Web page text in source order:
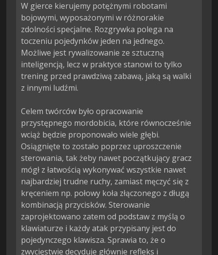
W gierce kierujemy potężnymi robotami
bojowymi, wyposażonymi w różnorakie
zdolności specjalne. Rozgrywka polega na
toczeniu pojedynków jeden na jednego.
Możliwe jest rywalizowanie ze sztuczną
inteligencją, lecz w praktyce stanowi to tylko
trening przed prawdziwą zabawą, jaką są walki
z innymi ludźmi.
Celem twórców było opracowanie
przystępnego mordobicia, które równocześnie
wciąż będzie proponowało wiele głębi.
Osiągnięte to zostało poprzez uproszczenie
sterowania, tak żeby nawet początkujący gracz
mógł z łatwością wykonywać wszystkie nawet
najbardziej trudne ruchy, zamiast męczyć się z
kręceniem np. połowy koła złączonego z długą
kombinacją przycisków. Sterowanie
zaprojektowano zatem od podstaw z myślą o
klawiaturze i każdy atak przypisany jest do
pojedynczego klawisza. Sprawia to, że o
zwycięstwie decyduje głównie refleks i